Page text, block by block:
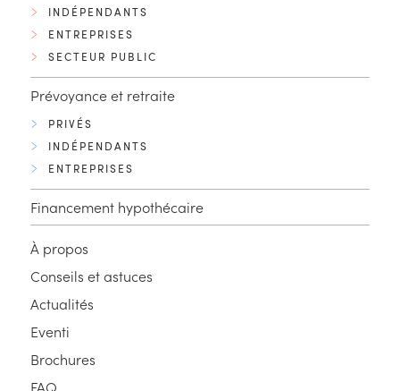
INDÉPENDANTS
ENTREPRISES
SECTEUR PUBLIC
Prévoyance et retraite
PRIVÉS
INDÉPENDANTS
ENTREPRISES
Financement hypothécaire
À propos
Conseils et astuces
Actualités
Eventi
Brochures
FAQ